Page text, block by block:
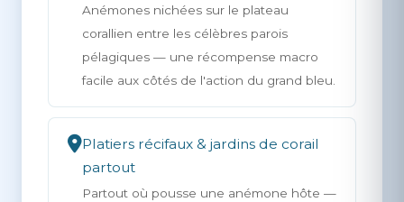
Anémones nichées sur le plateau
corallien entre les célèbres parois
pélagiques — une récompense macro
facile aux côtés de l'action du grand bleu.
Platiers récifaux & jardins de corail
partout
Partout où pousse une anémone hôte —